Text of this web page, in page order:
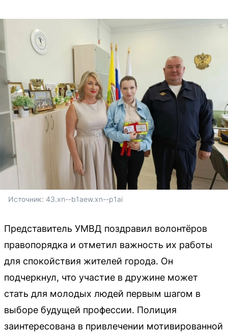
Источник: 43.xn--b1aew.xn--p1ai
Представитель УМВД поздравил волонтёров
правопорядка и отметил важность их работы
для спокойствия жителей города. Он
подчеркнул, что участие в дружине может
стать для молодых людей первым шагом в
выборе будущей профессии. Полиция
заинтересована в привлечении мотивированной